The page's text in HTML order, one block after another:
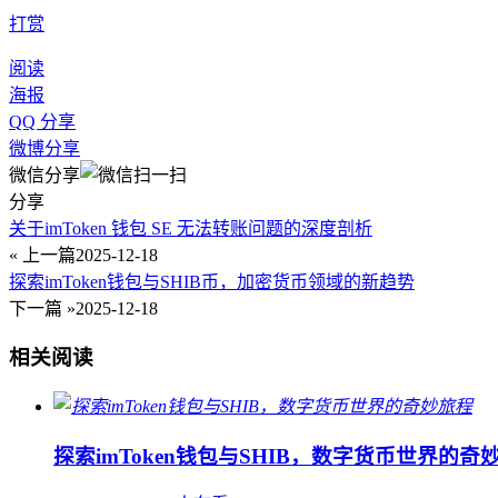
打赏
阅读
海报
QQ 分享
微博分享
微信分享
分享
关于imToken 钱包 SE 无法转账问题的深度剖析
« 上一篇2025-12-18
探索imToken钱包与SHIB币，加密货币领域的新趋势
下一篇 »2025-12-18
相关阅读
探索imToken钱包与SHIB，数字货币世界的奇